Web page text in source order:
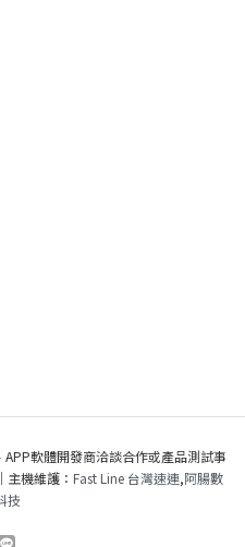
軟體開發商洽談合作或產品測試事
主機維護： Fast Line 台灣速連,阿腸數
技